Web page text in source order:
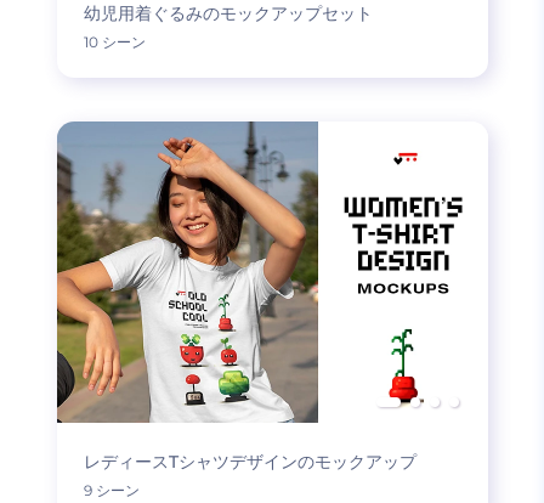
幼児用着ぐるみのモックアップセット
10 シーン
レディースTシャツデザインのモックアップ
9 シーン